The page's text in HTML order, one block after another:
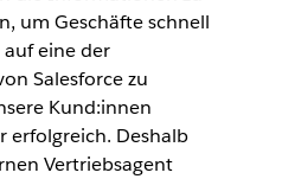
um Geschäfte schnell
eine der
Salesforce zu
Kund:innen
erfolgreich. Deshalb
Vertriebsagent